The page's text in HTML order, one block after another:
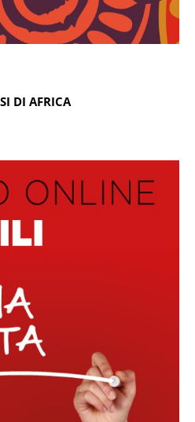
DI AFRICA